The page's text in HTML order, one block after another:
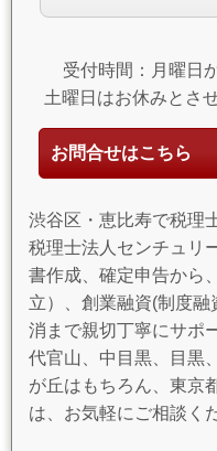
受付時間：月曜日
土曜日はお休みとさ
お問合せはこちら
渋谷区・恵比寿で税理
税理士法人センチュリ
書作成、確定申告から
立）、創業融資(制度
消まで親切丁寧にサポ
代官山、中目黒、目黒
が丘はもちろん、東京
は、お気軽にご相談く